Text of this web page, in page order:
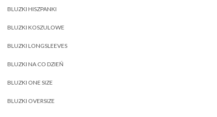
BLUZKI HISZPANKI
BLUZKI KOSZULOWE
BLUZKI LONGSLEEVES
BLUZKI NA CO DZIEŃ
BLUZKI ONE SIZE
BLUZKI OVERSIZE